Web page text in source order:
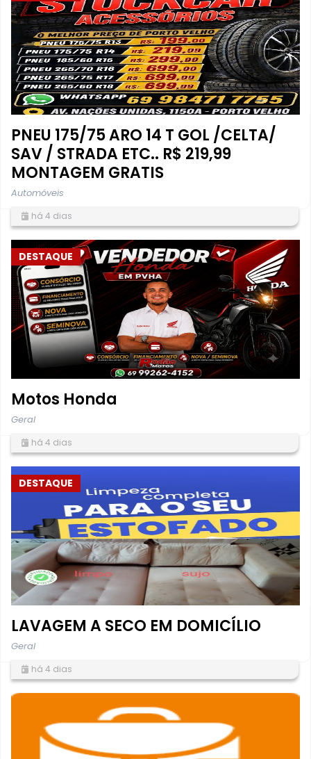
PNEU 175/75 ARO 14 T GOL /CELTA/
SAV / STRADA ETC.. R$ 219,99
MONTAGEM GRATIS
Automóveis
há 4 dias
DESTAQUE
Motos Honda
Geral
há 4 dias
DESTAQUE
LAVAGEM A SECO EM DOMICÍLIO
Geral
há 4 dias